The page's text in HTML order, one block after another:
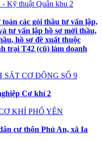
Kỹ thuật Quân khu 2
các gói thầu tư vấn lập,
tư vấn lập hồ sơ mời thầu,
hồ sơ đề xuất thuộc
trại T42 (cũ) làm doanh
CƠ ĐỘNG SỐ 9
Cơ khí 2
KHÍ PHỔ YÊN
cư thôn Phú An, xã Ia